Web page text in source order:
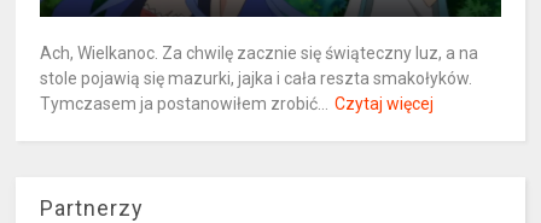
Ach, Wielkanoc. Za chwilę zacznie się świąteczny luz, a na
stole pojawią się mazurki, jajka i cała reszta smakołyków.
Tymczasem ja postanowiłem zrobić...
Czytaj więcej
Partnerzy